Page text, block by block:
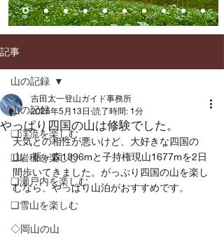
記事
山の記録
❏渓流を楽しむ
❑岩稜を楽しむ
❏瀬戸内を楽しむ
❑雪山を楽しむ
◇岡山の山
山の記録
やっぱり四国の山は修験でした。
吉田太一登山ガイド事務所
2025年5月13日 読了時間: 1分
天気との相性が悪いけど、大好きな四国の
山。瓶ヶ森1896mと子持権現山1677mを2日
間歩いてきました。がっぷり四国の山を楽し
むなら、やっぱり山泊がおすすめです。